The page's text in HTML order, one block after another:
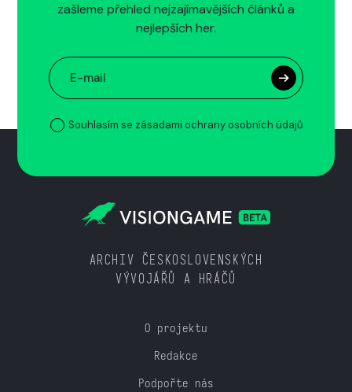
zašleme přehled nejzajímavějších článků a
nejlepších her.
Souhlasím se zásadami ochrany osobních údajů
ARCHIV ČESKOSLOVENSKÝCH
VÝVOJÁŘŮ A HRÁČŮ
O projektu
Redakce
Podpořte nás